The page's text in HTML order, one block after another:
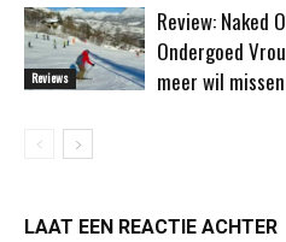
Reviews
Review: Naked
Ondergoed
meer wil missen
LAAT EEN REACTIE ACHTER